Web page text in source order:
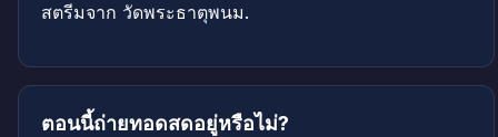
สตรีมจาก วัดพระธาตุพนม.
ตอนนี้ถ่ายทอดสดอยู่หรือไม่?